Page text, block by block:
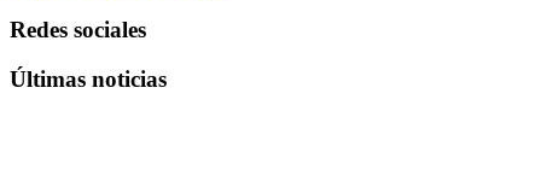
Redes sociales
Últimas noticias